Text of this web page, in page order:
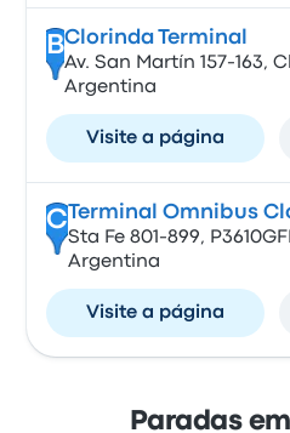
BClorinda Terminal
Av. San Martín 157-163,
Argentina
Visite a página
CTerminal Omnibus
Sta Fe 801-899,
Argentina
Visite a página
Paradas